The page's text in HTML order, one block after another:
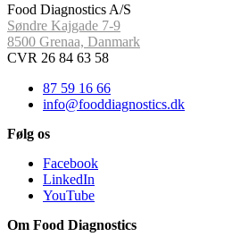
Food Diagnostics A/S
Søndre Kajgade 7-9
8500 Grenaa, Danmark
CVR 26 84 63 58
87 59 16 66
info@fooddiagnostics.dk
Følg os
Facebook
LinkedIn
YouTube
Om Food Diagnostics